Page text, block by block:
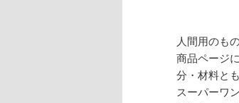
人間用のも
商品ページ
分・材料と
スーパーワ